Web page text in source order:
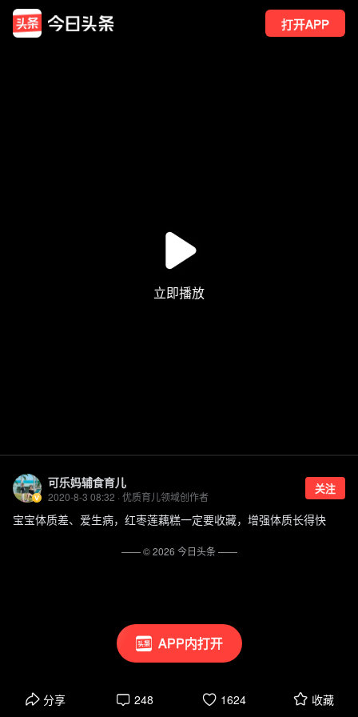
打开APP
APP内打开
可乐妈辅食育儿
2020-8-3 08:32 · 优质育儿领域创作者
关注
宝宝体质差、爱生病，红枣莲藕糕一定要收藏，增强体质长得快
分享 248 1624 收藏
—— ©2026 今日头条——